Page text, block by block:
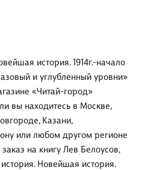
история. 1914г.-начало
и углубленный уровни»
«Читай-город»
вы находитесь в Москве,
Казани,
или любом другом регионе
на книгу Лев Белоусов,
Новейшая история.